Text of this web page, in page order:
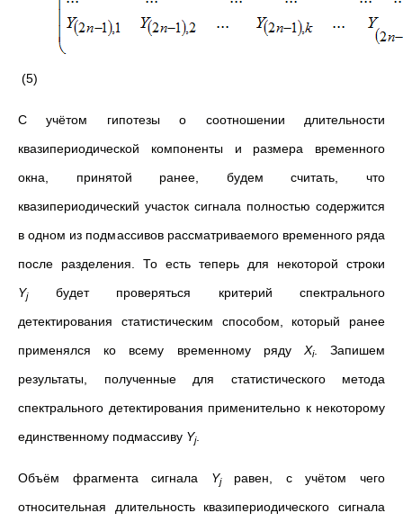
(5)
С учётом гипотезы о соотношении длительности
квазипериодической компоненты и размера временного
окна, принятой ранее, будем считать, что
квазипериодический участок сигнала полностью содержится
в одном из подмассивов рассматриваемого временного ряда
после разделения. То есть теперь для некоторой строки
Yjбудет проверяться критерий спектрального
детектирования статистическим способом, который ранее
применялся ко всему временному ряду Χi. Запишем
результаты, полученные для статистического метода
спектрального детектирования применительно к некоторому
единственному подмассиву Yj.
Объём фрагмента сигнала Yjравен, с учётом чего
относительная длительность квазипериодического сигнала